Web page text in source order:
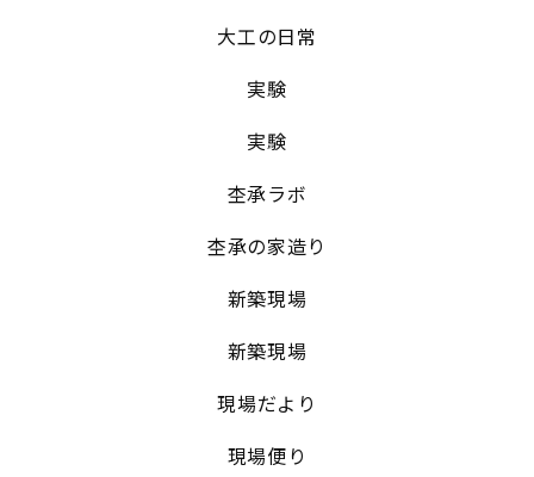
大工の日常
実験
実験
杢承ラボ
杢承の家造り
新築現場
新築現場
現場だより
現場便り